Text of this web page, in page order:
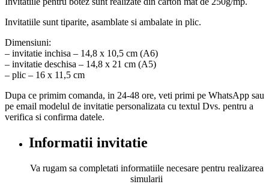
Invitatiile sunt tiparite, asamblate si ambalate in plic.
Dimensiuni:
– invitatie inchisa – 14,8 x 10,5 cm (A6)
– invitatie deschisa – 14,8 x 21 cm (A5)
– plic – 16 x 11,5 cm
Dupa ce primim comanda, in 24-48 ore, veti primi pe WhatsApp sau
pe email modelul de invitatie personalizata cu textul Dvs. pentru a
verifica si confirma datele.
Informatii invitatie
Va rugam sa completati informatiile necesare pentru realizarea
simularii